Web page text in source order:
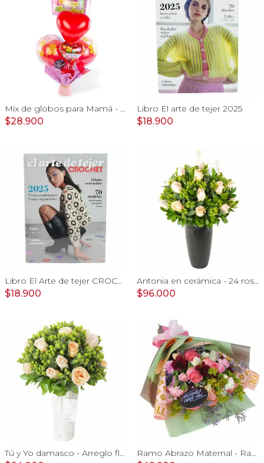
Mix de globos para Mamá - Arreglo de globos con motivo del día de las madres
$28.900
Libro El arte de tejer 2025
$18.900
Libro El Arte de tejer CROCHET 2025
$18.900
Antonia en cerámica - 24 rosas color damasco e hypericum
$96.000
Tú y Yo damasco - Arreglo floral con rosas damasco e hypericum verde Ramo Abrazo Maternal - Ramo extendido con rosas rosado, miniclaveles, vara de oro y pizarra: Te amo mamita¡